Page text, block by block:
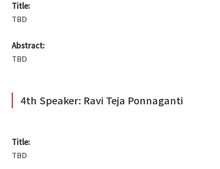
Title:
TBD
Abstract:
TBD
4th Speaker: Ravi Teja Ponnaganti
Title:
TBD